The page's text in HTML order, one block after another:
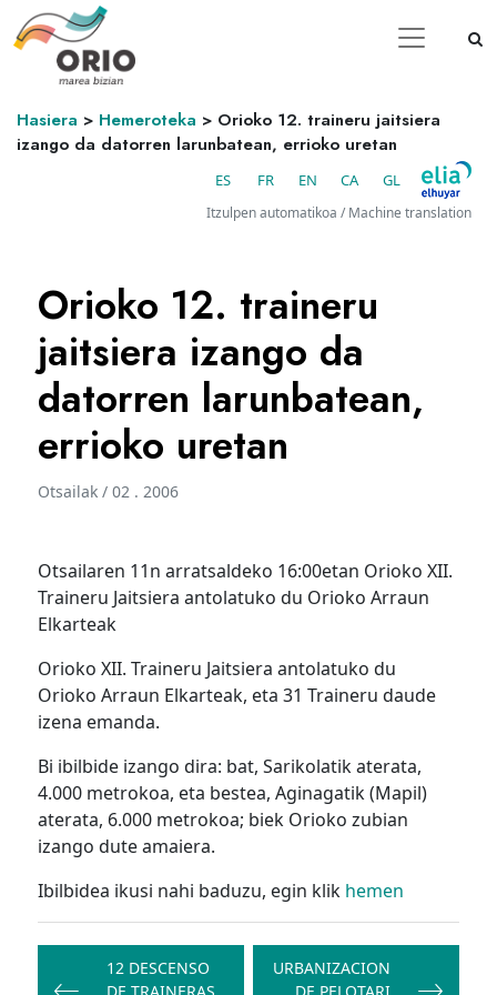
Hasiera > Hemeroteka > Orioko 12. traineru jaitsiera
izango da datorren larunbatean, errioko uretan
ES FR EN CA GL
Itzulpen automatikoa / Machine translation
Orioko 12. traineru
jaitsiera izango da
datorren larunbatean,
errioko uretan
Otsailak / 02 . 2006
Otsailaren 11n arratsaldeko 16:00etan Orioko XII.
Traineru Jaitsiera antolatuko du Orioko Arraun
Elkarteak
Orioko XII. Traineru Jaitsiera antolatuko du
Orioko Arraun Elkarteak, eta 31 Traineru daude
izena emanda.
Bi ibilbide izango dira: bat, Sarikolatik aterata,
4.000 metrokoa, eta bestea, Aginagatik (Mapil)
aterata, 6.000 metrokoa; biek Orioko zubian
izango dute amaiera.
Ibilbidea ikusi nahi baduzu, egin klik hemen
Bidalketetan
zehar12 DESCENSO
URBANIZACION